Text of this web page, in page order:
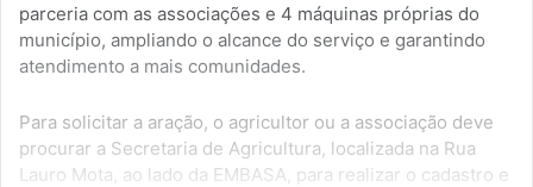
parceria com as associações e 4 máquinas próprias do
município, ampliando o alcance do serviço e garantindo
atendimento a mais comunidades.
Para solicitar a aração, o agricultor ou a associação deve
procurar a Secretaria de Agricultura, localizada na Rua
Lauro Mota, ao lado da EMBASA, para realizar o cadastro e